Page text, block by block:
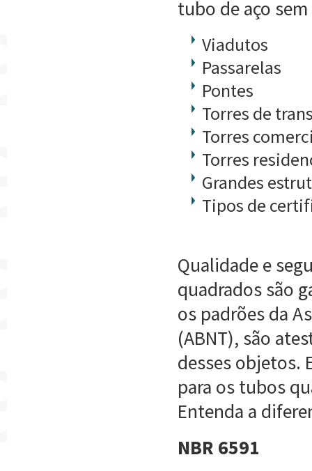
tubo de aço
Viadutos
Passarelas
Pontes
Torres de
Torres
Torres
Grandes
Tipos de
Qualidade e
quadrados são
os padrões da
(ABNT), são
desses objetos.
para os tubos
Entenda a
NBR 6591